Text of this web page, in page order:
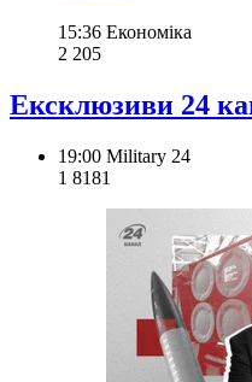
15:36 Економіка
2 205
Ексклюзиви 24
19:00 Military 24
1 8181